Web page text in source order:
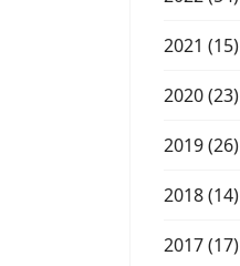
2021 (15)
2020 (23)
2019 (26)
2018 (14)
2017 (17)